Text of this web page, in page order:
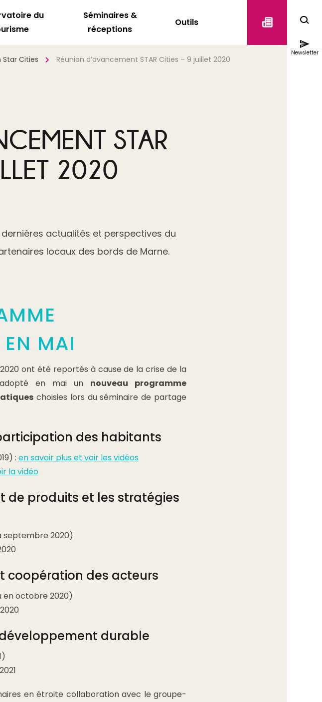
du
Séminaires &
réceptions
Outils
Cities Réunion d’avancement STAR Cities – 9 juillet 2020
Newsletter
STAR
2020
actualités et perspectives du
locaux des bords de Marne.
MAI
ont été reportés à cause de la crise de la
adopté en mai un nouveau programme
choisies lors du séminaire de partage
des habitants
: en savoir plus et voir les vidéos
la vidéo
de produits et les stratégies
septembre 2020)
coopération des acteurs
en octobre 2020)
durable
en étroite collaboration avec le groupe-